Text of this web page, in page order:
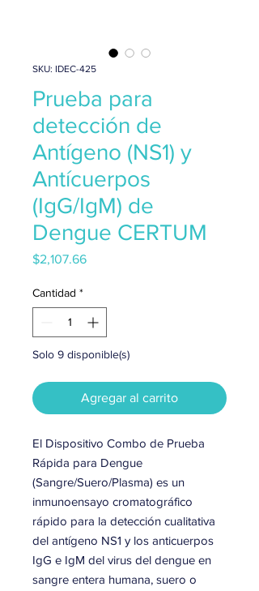
SKU: IDEC-425
Prueba para
detección de
Antígeno (NS1) y
Antícuerpos
(IgG/IgM) de
Dengue CERTUM
$2,107.66Precio
Cantidad *
Solo 9 disponible(s)
Agregar al carrito
El Dispositivo Combo de Prueba
Rápida para Dengue
(Sangre/Suero/Plasma) es un
inmunoensayo cromatográfico
rápido para la detección cualitativa
del antígeno NS1 y los anticuerpos
IgG e IgM del virus del dengue en
sangre entera humana, suero o